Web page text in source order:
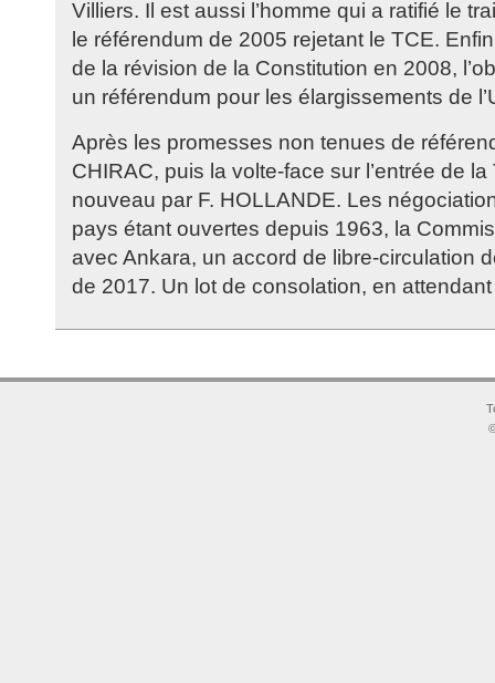
Villiers. Il est aussi l’homme qui a ratifié le
le référendum de 2005 rejetant le TCE.
de la révision de la Constitution en 2008,
un référendum pour les élargissements de
Après les promesses non tenues de
CHIRAC, puis la volte-face sur l’entrée de
nouveau par F. HOLLANDE. Les
pays étant ouvertes depuis 1963, la
avec Ankara, un accord de libre-circulation
de 2017. Un lot de consolation, en